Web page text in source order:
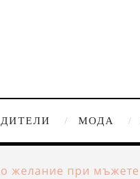
МОДА
желание при мъжете